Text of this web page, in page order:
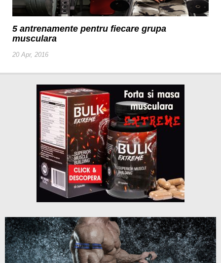
5 antrenamente pentru fiecare grupa
musculara
20 Apr, 2016